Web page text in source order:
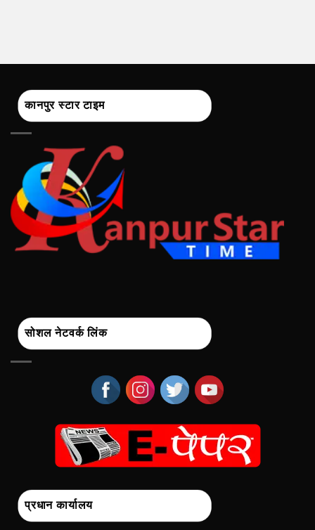
कानपुर स्टार टाइम
सोशल नेटवर्क लिंक
प्रधान कार्यालय